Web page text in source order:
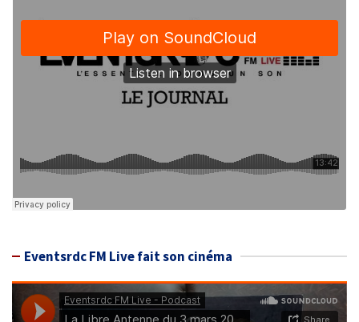
Eventsrdc FM Live fait son cinéma